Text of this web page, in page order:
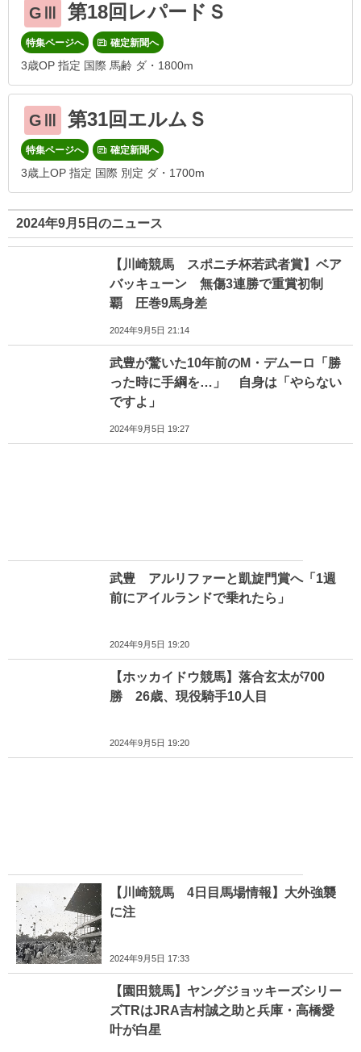
GⅢ 第18回レパードＳ
特集ページへ 確定新聞へ
3歳OP 指定 国際 馬齢 ダ・1800m
GⅢ 第31回エルムＳ
特集ページへ 確定新聞へ
3歳上OP 指定 国際 別定 ダ・1700m
2024年9月5日のニュース
【川崎競馬 スポニチ杯若武者賞】ベア
バッキューン 無傷3連勝で重賞初制
覇 圧巻9馬身差
2024年9月5日 21:14
武豊が驚いた10年前のM・デムーロ「勝
った時に手綱を…」 自身は「やらない
ですよ」
2024年9月5日 19:27
武豊 アルリファーと凱旋門賞へ「1週
前にアイルランドで乗れたら」
2024年9月5日 19:20
【ホッカイドウ競馬】落合玄太が700
勝 26歳、現役騎手10人目
2024年9月5日 19:20
【川崎競馬 4日目馬場情報】大外強襲
に注
2024年9月5日 17:33
【園田競馬】ヤングジョッキーズシリー
ズTRはJRA吉村誠之助と兵庫・高橋愛
叶が白星